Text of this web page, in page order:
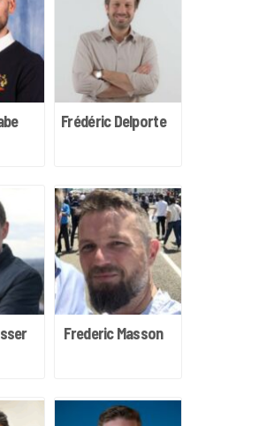
Frédéric Delporte
Frederic Masson